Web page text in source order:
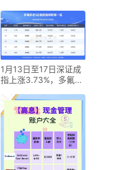
1月13日至17日深证成
指上涨3.73%，多氟多